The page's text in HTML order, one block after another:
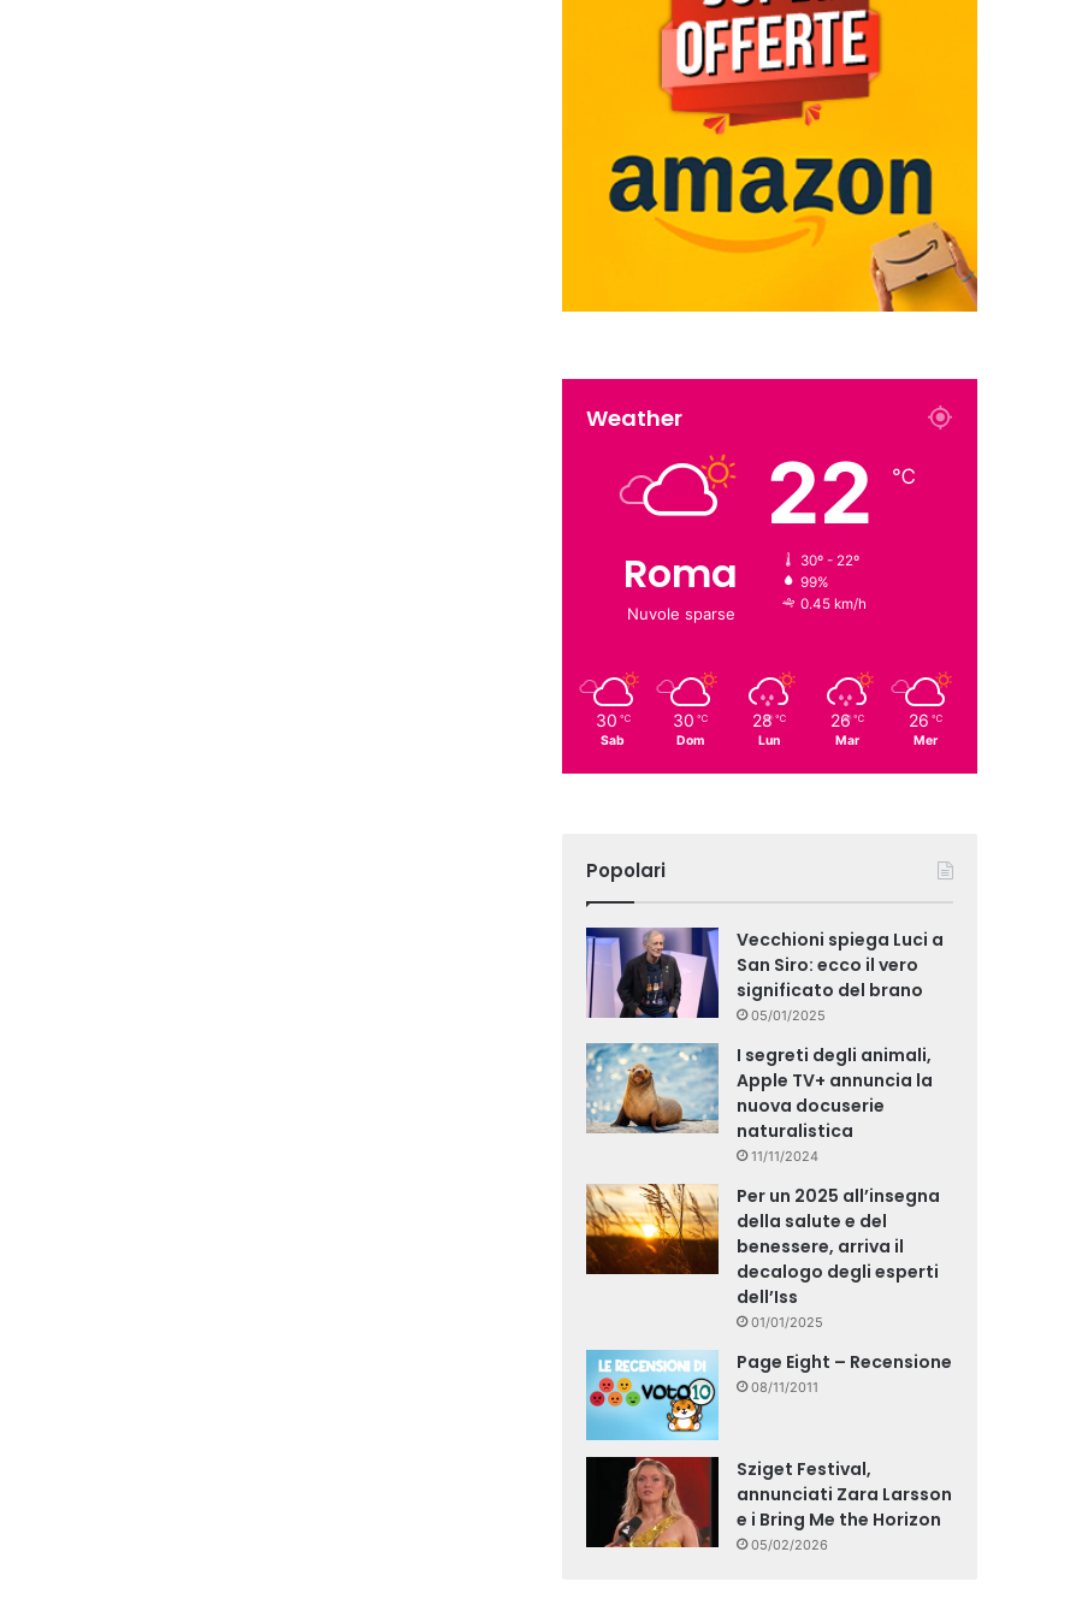
Weather
Roma
Nuvole sparse
22 ℃
30º - 22º
99%
0.45 km/h
30 ℃
Sab
30 ℃
Dom
28 ℃
Lun
26 ℃
Mar
26 ℃
Mer
Popolari
Vecchioni spiega Luci a
San Siro: ecco il vero
significato del brano
05/01/2025
I segreti degli animali,
Apple TV+ annuncia la
nuova docuserie
naturalistica
11/11/2024
Per un 2025 all’insegna
della salute e del
benessere, arriva il
decalogo degli esperti
dell’Iss
01/01/2025
Page Eight – Recensione
08/11/2011
Sziget Festival,
annunciati Zara Larsson
e i Bring Me the Horizon
05/02/2026